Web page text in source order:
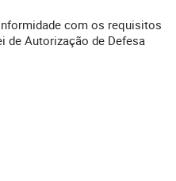
com os requisitos
de Autorização de Defesa